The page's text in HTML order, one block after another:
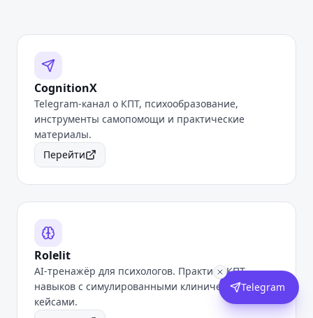
CognitionX
Telegram-канал о КПТ, психообразование,
инструменты самопомощи и практические
материалы.
Перейти
Rolelit
AI-тренажёр для психологов. Практика КПТ-
навыков с симулированными клиническими
кейсами.
Telegram